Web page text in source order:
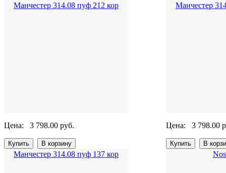
Манчестер 314.08 пуф 212 кор
Цена: 3 798.00 руб.
Манчестер
Цена: 3 798.00
Манчестер 314.08 пуф 137 кор